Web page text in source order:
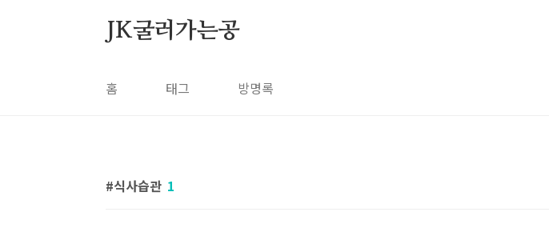
JK굴러가는공
홈 태그 방명록
식사습관 1